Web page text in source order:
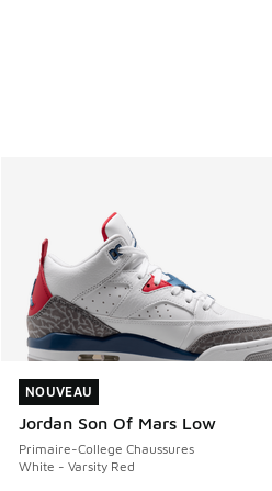
NOUVEAU
Jordan Son Of Mars Low
Primaire-College Chaussures
White - Varsity Red
NOUVEAU